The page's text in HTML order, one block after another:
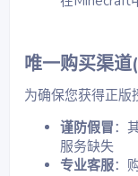
唯一购买渠
为确保您获得正版
谨防假冒：
服务缺失​
专业客服：